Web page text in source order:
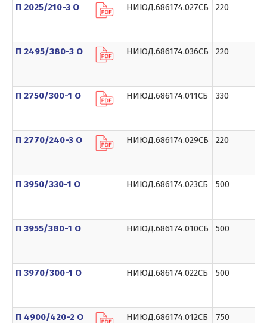
П 2025/210-3 О НИЮД.686174.027СБ 220
П 2495/380-3 О НИЮД.686174.036СБ 220
П 2750/300-1 О НИЮД.686174.011СБ 330
П 2770/240-3 О НИЮД.686174.029СБ 220
П 3950/330-1 О НИЮД.686174.023СБ 500
П 3955/380-1 О НИЮД.686174.010СБ 500
П 3970/300-1 О НИЮД.686174.022СБ 500
П 4900/420-2 О НИЮД.686174.012СБ 750